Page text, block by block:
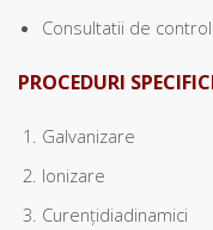
Consultatii de control
PROCEDURI
Galvanizare
Ionizare
Curenţidiadinamici